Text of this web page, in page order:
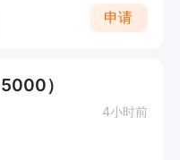
申请
）
4小时前